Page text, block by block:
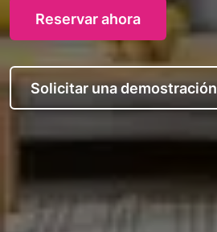
Reservar ahora
Solicitar una demostración